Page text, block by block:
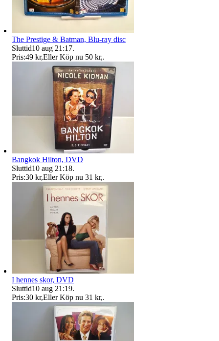
The Prestige & Batman, Blu-ray disc
Sluttid10 aug 21:17.
Pris:49 kr,Eller Köp nu 50 kr,.
Bangkok Hilton, DVD
Sluttid10 aug 21:18.
Pris:30 kr,Eller Köp nu 31 kr,.
I hennes skor, DVD
Sluttid10 aug 21:19.
Pris:30 kr,Eller Köp nu 31 kr,.